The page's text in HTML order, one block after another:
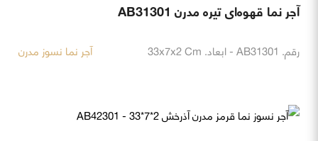
آجر نما قهوه‌ای تیره مدرن AB31301
رقم. AB31301 - ابعاد. 33x7x2 Cm آجر نما نسوز مدرن